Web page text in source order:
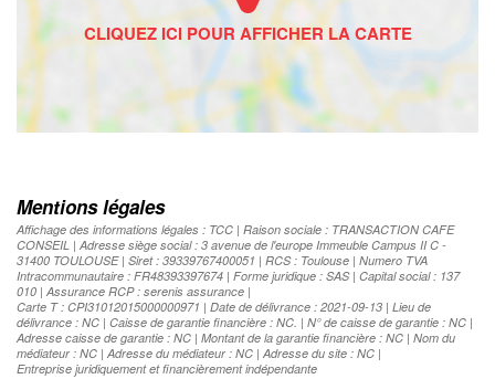
Mentions légales
Affichage des informations légales : TCC | Raison sociale : TRANSACTION CAFE
CONSEIL | Adresse siège social : 3 avenue de l'europe Immeuble Campus II C -
31400 TOULOUSE | Siret : 39339767400051 | RCS : Toulouse | Numero TVA
Intracommunautaire : FR48393397674 | Forme juridique : SAS | Capital social : 137
010 | Assurance RCP : serenis assurance |
Carte T : CPI31012015000000971 | Date de délivrance : 2021-09-13 | Lieu de
délivrance : NC | Caisse de garantie financière : NC. | N° de caisse de garantie : NC |
Adresse caisse de garantie : NC | Montant de la garantie financière : NC | Nom du
médiateur : NC | Adresse du médiateur : NC | Adresse du site : NC |
Entreprise juridiquement et financièrement indépendante